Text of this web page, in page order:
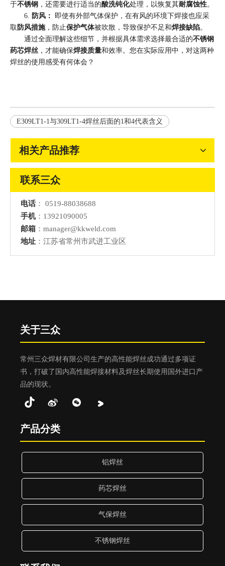
于不锈钢 ，还需要进行适当的酸洗钝化处理，以恢复其耐腐蚀性。
6. 防风：
即使有外部气体保护，在有风的环境下焊接也应采
取 防风措施，防止保护气体被吹散，导致保护不足和焊接缺陷。
通过全面理解这些细节，并根据具体需求选择最合适的不锈钢
药芯焊丝 ，才能确保焊接质量和效率。您在实际应用中，对这两种
焊丝的使用感受有何体会？
E309LT1-1与309LT1-4焊丝后面的1和4代表含义
相关产品推荐
联系三众
电话： 0519-88038688
手机：13921090005
邮箱 ： manager@kkweld.com
地址 ：江苏省常州市武进工业区
关于三众
常州三众焊材有限公司生产的高性能焊丝成功通过多项证
书，打破了国内高性能焊接材料及焊丝长期使用国外进口产
品的现状。
产品分类
铝焊丝
药芯焊丝
气保焊丝
不锈钢焊丝